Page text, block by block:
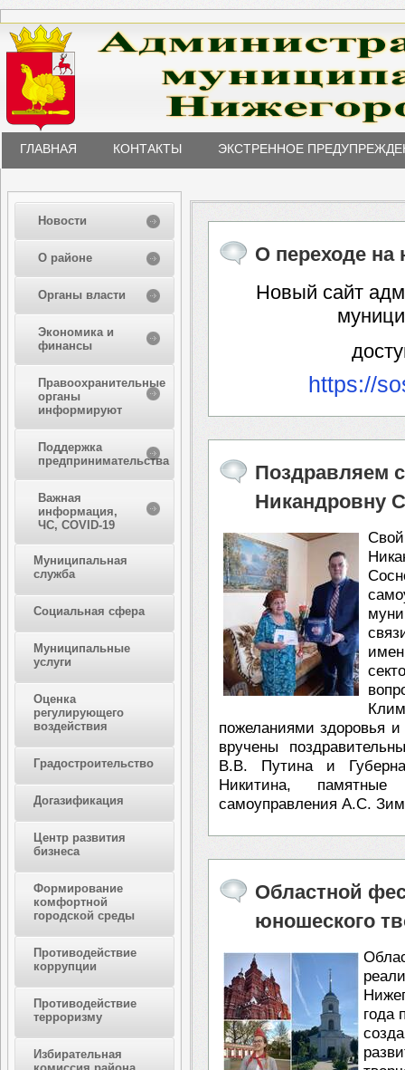
ГЛАВНАЯ КОНТАКТЫ ЭКСТРЕННОЕ
Новости
О районе
Органы власти
Экономика и
финансы
Правоохранительные
органы
информируют
Поддержка
предпринимательства
Важная
информация,
ЧС, COVID-19
Муниципальная
служба
Социальная сфера
Муниципальные
услуги
Оценка
регулирующего
воздействия
Градостроительство
Догазификация
Центр развития
бизнеса
Формирование
комфортной
городской среды
Противодействие
коррупции
Противодействие
терроризму
Избирательная
О переходе на
Новый сайт
https://
Поздравляем
Никандровну
пожеланиями здоровья
вручены
В.В. Путина и
Никитина,
самоуправления А.С.
Областной
юношеского
года